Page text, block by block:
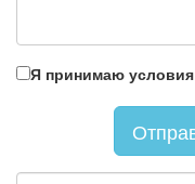
Я принимаю условия